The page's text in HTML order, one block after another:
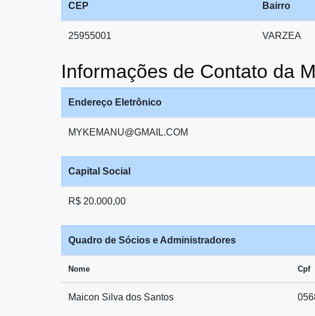
CEP Bairro
25955001 VARZEA
Informações de Contato da
Endereço Eletrônico
MYKEMANU@GMAIL.COM
Capital Social
R$ 20.000,00
Quadro de Sócios e Administradores
Nome Cpf
Maicon Silva dos Santos